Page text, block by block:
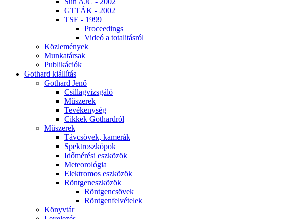
GT­TÁK - 2002
TSE - 1999
Pro­ce­e­dings
Vi­deó a to­ta­li­tás­ról
Köz­le­mé­nyek
Mun­ka­tár­sak
Pub­li­ká­ci­ók
Got­hard ki­ál­lí­tás
Got­hard Je­nő
Csil­lag­vizs­gá­ló
Mű­sze­rek
Te­vé­keny­ség
Cik­kek Got­hard­ról
Mű­sze­rek
Táv­csö­vek, ka­me­rák
Spekt­rosz­kó­pok
Idő­mé­ré­si esz­kö­zök
Me­te­o­ro­ló­gia
Elekt­ro­mos esz­kö­zök
Rönt­gen­esz­kö­zök
Rönt­gen­csö­vek
Rönt­gen­fel­vé­te­lek
Könyv­tár